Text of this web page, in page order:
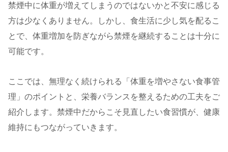
禁煙中に体重が増えてしまうのではないかと不安に感じる
方は少なくありません。しかし、食生活に少し気を配るこ
とで、体重増加を防ぎながら禁煙を継続することは十分に
可能です。
ここでは、無理なく続けられる「体重を増やさない食事管
理」のポイントと、栄養バランスを整えるための工夫をご
紹介します。禁煙中だからこそ見直したい食習慣が、健康
維持にもつながっていきます。